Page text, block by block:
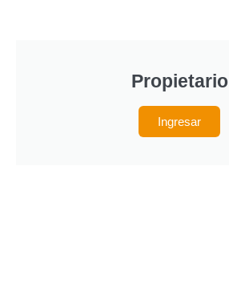
Propietario
Ingresar